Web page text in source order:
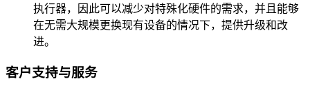
执行器，因此可以减少对特殊化硬件的需求，并且能够
在无需大规模更换现有设备的情况下，提供升级和改
进。
客户支持与服务